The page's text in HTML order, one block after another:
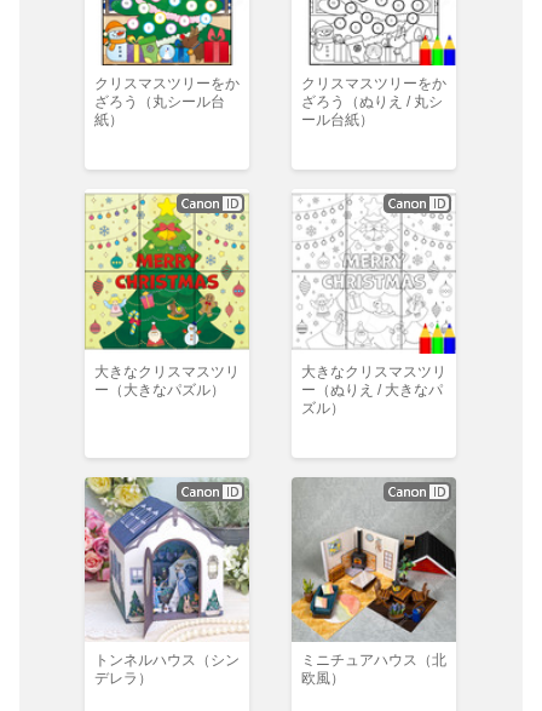
クリスマスツリーをか
ざろう（丸シール台
紙）
クリスマスツリーをか
ざろう（ぬりえ / 丸シ
ール台紙）
大きなクリスマスツリ
ー（大きなパズル）
大きなクリスマスツリ
ー（ぬりえ / 大きなパ
ズル）
トンネルハウス（シン
デレラ）
ミニチュアハウス（北
欧風）